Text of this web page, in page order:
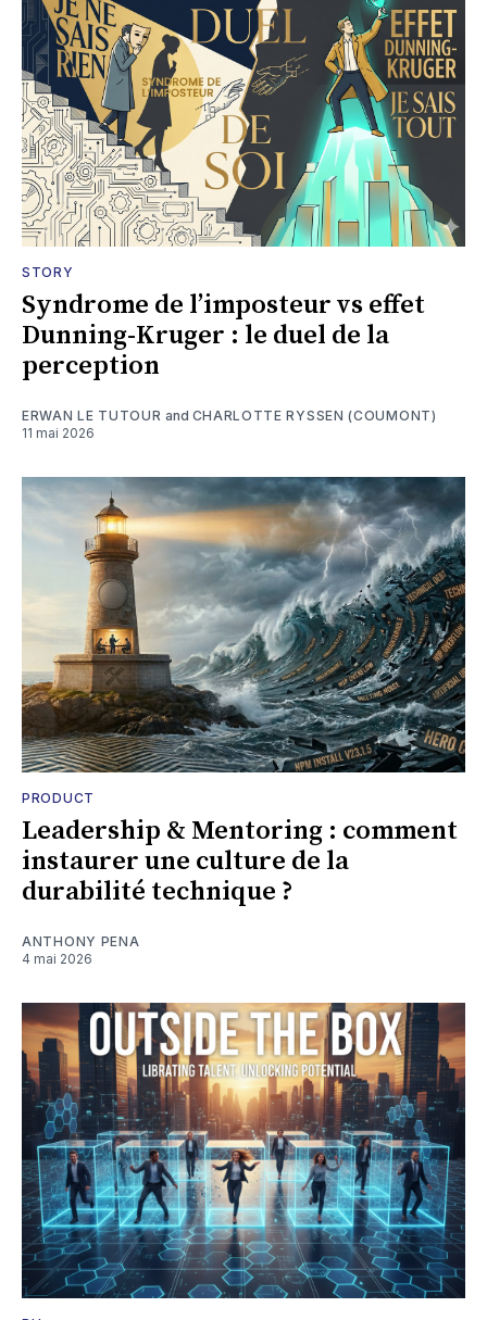
STORY
Syndrome de l’imposteur vs effet
Dunning-Kruger : le duel de la
perception
ERWAN LE TUTOUR and CHARLOTTE RYSSEN (COUMONT)
11 mai 2026
PRODUCT
Leadership & Mentoring : comment
instaurer une culture de la
durabilité technique ?
ANTHONY PENA
4 mai 2026